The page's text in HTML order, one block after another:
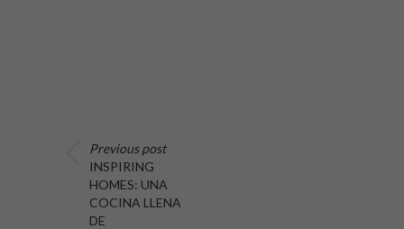
Previous post
INSPIRING
HOMES: UNA
COCINA LLENA
DE